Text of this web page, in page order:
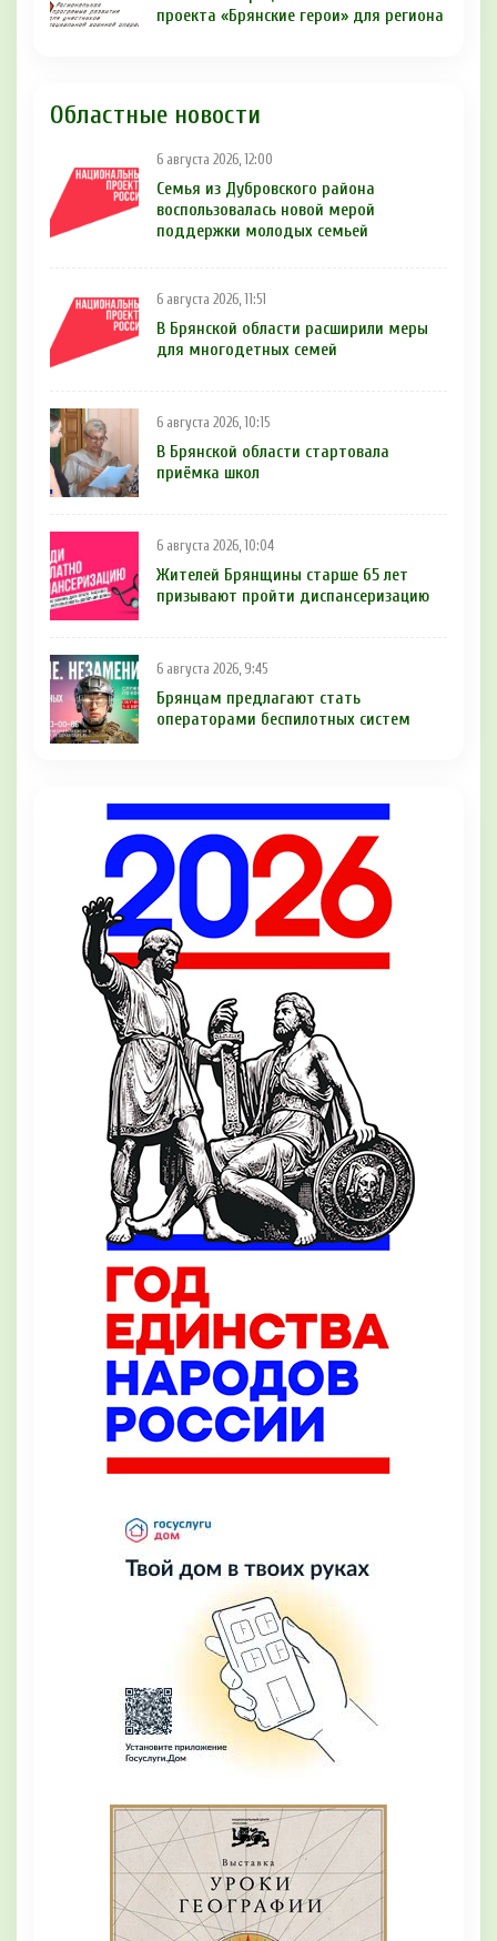
проекта «Брянские герои» для региона
Областные новости
6 августа 2026, 12:00
Семья из Дубровского района
воспользовалась новой мерой
поддержки молодых семьей
6 августа 2026, 11:51
В Брянской области расширили меры
для многодетных семей
6 августа 2026, 10:15
В Брянской области стартовала
приёмка школ
6 августа 2026, 10:04
Жителей Брянщины старше 65 лет
призывают пройти диспансеризацию
6 августа 2026, 9:45
Брянцам предлагают cтать
оперaтoрами бeспилотных систeм